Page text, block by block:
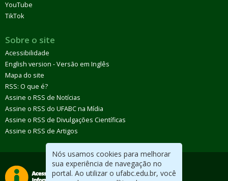
Nós usamos cookies para melhorar
sua experiência de navegação no
portal. Ao utilizar o ufabc.edu.br, você
YouTube
TikTok
Sobre o site
Acessibilidade
English version - Versão em Inglês
Mapa do site
RSS: O que é?
Assine o RSS de Notícias
Assine o RSS do UFABC na Mídia
Assine o RSS de Divulgações Científicas
Assine o RSS de Artigos